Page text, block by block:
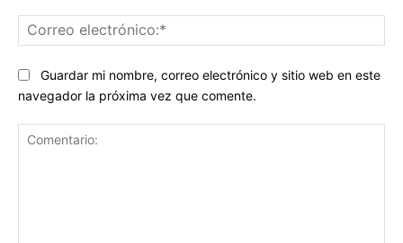
Guardar mi nombre, correo electrónico y sitio web en este
navegador la próxima vez que comente.